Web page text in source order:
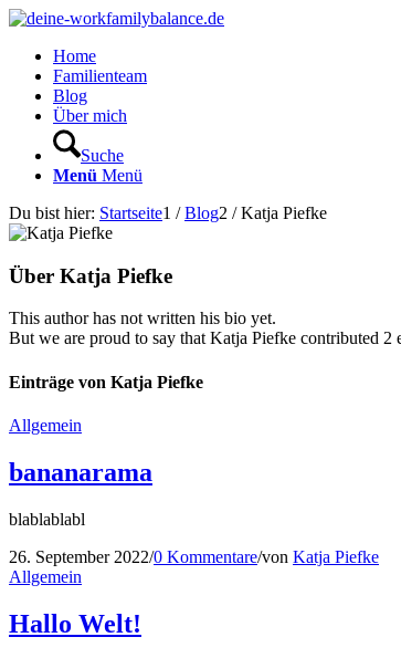
Home
Familienteam
Blog
Über mich
Suche
Menü Menü
Du bist hier: Startseite1 / Blog2 / Katja Piefke
Über Katja Piefke
This author has not written his bio yet.
But we are proud to say thatKatja Piefke contributed 2
Einträge von Katja Piefke
Allgemein
bananarama
blablablabl
26. September 2022/0 Kommentare/von Katja Piefke
Allgemein
Hallo Welt!